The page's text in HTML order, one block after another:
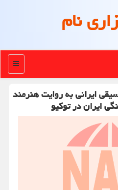
نام
منو
ایرانی به روایت هنرمند
ایران در توكیو